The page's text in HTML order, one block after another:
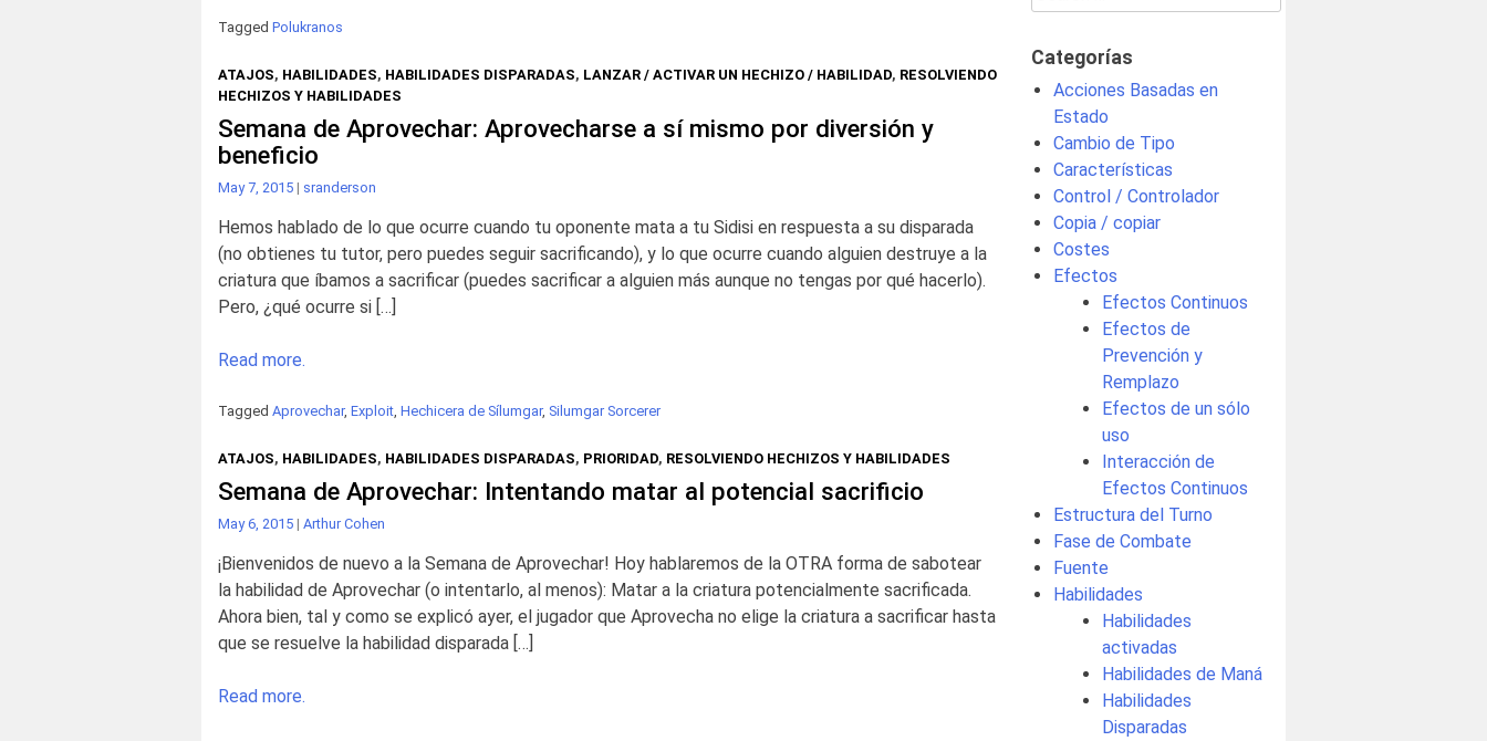
Tagged Polukranos
ATAJOS, HABILIDADES, HABILIDADES DISPARADAS, LANZAR / ACTIVAR UN HECHIZO / HABILIDAD, RESOLVIENDO
HECHIZOS Y HABILIDADES
Semana de Aprovechar: Aprovecharse a sí mismo por diversión y
beneficio
May 7, 2015 | sranderson
Hemos hablado de lo que ocurre cuando tu oponente mata a tu Sidisi en respuesta a su disparada
(no obtienes tu tutor, pero puedes seguir sacrificando), y lo que ocurre cuando alguien destruye a la
criatura que íbamos a sacrificar (puedes sacrificar a alguien más aunque no tengas por qué hacerlo).
Pero, ¿qué ocurre si […]
Read more.
Tagged Aprovechar, Exploit, Hechicera de Sílumgar, Silumgar Sorcerer
ATAJOS, HABILIDADES, HABILIDADES DISPARADAS, PRIORIDAD, RESOLVIENDO HECHIZOS Y HABILIDADES
Semana de Aprovechar: Intentando matar al potencial sacrificio
May 6, 2015 | Arthur Cohen
¡Bienvenidos de nuevo a la Semana de Aprovechar! Hoy hablaremos de la OTRA forma de sabotear
la habilidad de Aprovechar (o intentarlo, al menos): Matar a la criatura potencialmente sacrificada.
Ahora bien, tal y como se explicó ayer, el jugador que Aprovecha no elige la criatura a sacrificar hasta
que se resuelve la habilidad disparada […]
Read more.
for:
Categorías
Acciones Basadas en
Estado
Cambio de Tipo
Características
Control / Controlador
Copia / copiar
Costes
Efectos
Efectos Continuos
Efectos de
Prevención y
Remplazo
Efectos de un sólo
uso
Interacción de
Efectos Continuos
Estructura del Turno
Fase de Combate
Fuente
Habilidades
Habilidades
activadas
Habilidades de Maná
Habilidades
Disparadas